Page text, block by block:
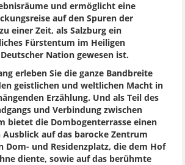
und ermöglicht eine
auf den Spuren der
einer Zeit, als Salzburg ein
Fürstentum im Heiligen
Nation gewesen ist.
erleben Sie die ganze Bandbreite
geistlichen und weltlichen Macht in
Erzählung. Und als Teil des
und Verbindung zwischen
bietet die Dombogenterrasse einen
Ausblick auf das barocke Zentrum
Dom- und Residenzplatz, die dem Hof
diente, sowie auf das berühmte